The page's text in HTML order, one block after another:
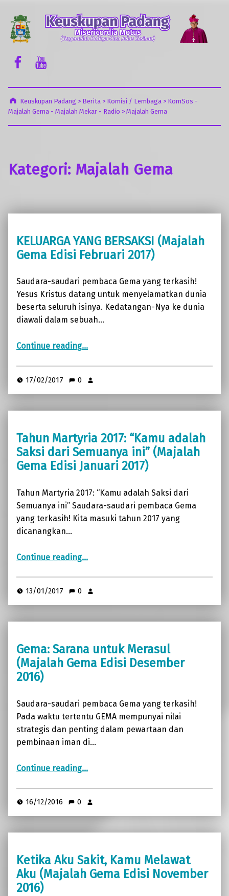
Facebook Komsos
Youtube Komsos
Keuskupan Padang > Berita> Komisi / Lembaga> KomSos -
Majalah Gema - Majalah Mekar - Radio > Majalah Gema
Kategori: Majalah Gema
KELUARGA YANG BERSAKSI (Majalah
Gema Edisi Februari 2017)
Saudara-saudari pembaca Gema yang terkasih!
Yesus Kristus datang untuk menyelamatkan dunia
beserta seluruh isinya. Kedatangan-Nya ke dunia
diawali dalam sebuah…
Continue reading“KELUARGA YANG BERSAKSI (Majalah Gema Edisi Februari 2017)”
…
17/02/2017 0
Tahun Martyria 2017: “Kamu adalah
Saksi dari Semuanya ini” (Majalah
Gema Edisi Januari 2017)
Tahun Martyria 2017: “Kamu adalah Saksi dari
Semuanya ini” Saudara-saudari pembaca Gema
yang terkasih! Kita masuki tahun 2017 yang
dicanangkan…
Continue reading“Tahun Martyria 2017: “Kamu adalah Saksi dari Semuanya ini” (Majalah Gema Edisi Januari 2017)”
…
13/01/2017 0
Gema: Sarana untuk Merasul
(Majalah Gema Edisi Desember
2016)
Saudara-saudari pembaca Gema yang terkasih!
Pada waktu tertentu GEMA mempunyai nilai
strategis dan penting dalam pewartaan dan
pembinaan iman di…
Continue reading“Gema: Sarana untuk Merasul (Majalah Gema Edisi Desember 2016)”
…
16/12/2016 0
Ketika Aku Sakit, Kamu Melawat
Aku (Majalah Gema Edisi November
2016)